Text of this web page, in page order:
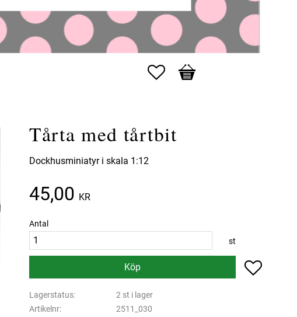
Favoriter
Kundvagn
Tårta med tårtbit
Dockhusminiatyr i skala 1:12
45,00 KR
Antal
st
Köp Lägg till
Lagerstatus
2 st i lager
Artikelnr
2511_030